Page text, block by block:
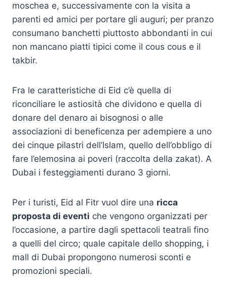
moschea e, successivamente con la visita a
parenti ed amici per portare gli auguri; per pranzo
consumano banchetti piuttosto abbondanti in cui
non mancano piatti tipici come il cous cous e il
takbir.
Fra le caratteristiche di Eid c’è quella di
riconciliare le astiosità che dividono e quella di
donare del denaro ai bisognosi o alle
associazioni di beneficenza per adempiere a uno
dei cinque pilastri dell’Islam, quello dell’obbligo di
fare l’elemosina ai poveri (raccolta della zakat). A
Dubai i festeggiamenti durano 3 giorni.
Per i turisti, Eid al Fitr vuol dire una ricca
proposta di eventi che vengono organizzati per
l’occasione, a partire dagli spettacoli teatrali fino
a quelli del circo; quale capitale dello shopping, i
mall di Dubai propongono numerosi sconti e
promozioni speciali.